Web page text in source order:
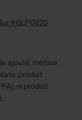
#GLP0820
ajouté, métaux
produit
ni produit